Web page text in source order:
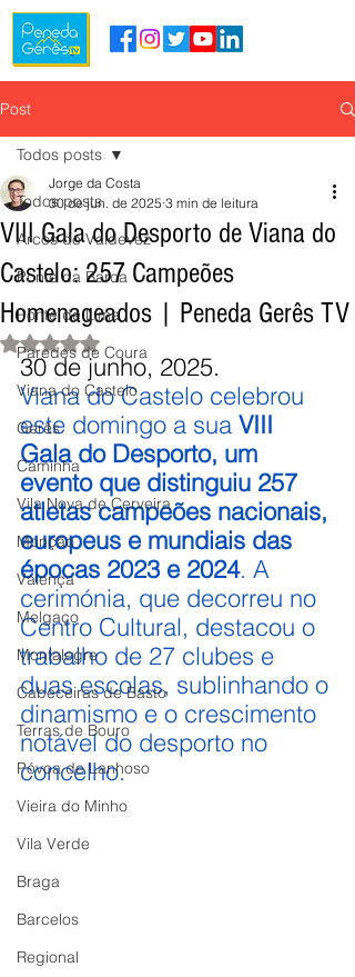
Post
Todos posts
Arcos de Valdevez
Ponte da Barca
Ponte de Lima
Paredes de Coura
Viana do Castelo
Gerês
Caminha
Vila Nova de Cerveira
Monção
Valença
Melgaço
Montalegre
Cabeceiras de Basto
Terras de Bouro
Póvoa de Lanhoso
Vieira do Minho
Vila Verde
Braga
Barcelos
Regional
Todos posts
VIII Gala do Desporto de Viana do
Castelo: 257 Campeões
Homenageados | Peneda Gerês TV
Jorge da Costa
30 de jun. de 2025 3 min de leitura
Avaliado com NaN de 5 estrelas.
30 de junho, 2025.
Viana do Castelo celebrou
este domingo a sua VIII
Gala do Desporto, um
evento que distinguiu 257
atletas campeões nacionais,
europeus e mundiais das
épocas 2023 e 2024. A
cerimónia, que decorreu no
Centro Cultural, destacou o
trabalho de 27 clubes e
duas escolas, sublinhando o
dinamismo e o crescimento
notável do desporto no
concelho.